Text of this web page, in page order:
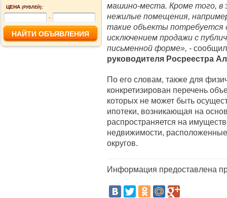
ЦЕНА (РУБЛЕЙ):
-
машино-места. Кроме того,
нежилые помещения,
такие объекты потребуется
исключением продажи с
письменной форме», -
руководителя Росреестра
По его словам, также для
конкретизирован перечень
которых не может быть
ипотеки, возникающая на
распространяется на
недвижимости,
округов.
Информация предоставлена